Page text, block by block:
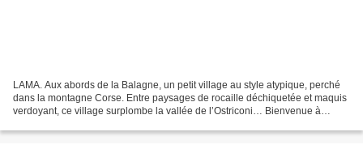
LAMA. Aux abords de la Balagne, un petit village au style atypique, perché
dans la montagne Corse. Entre paysages de rocaille déchiquetée et maquis
verdoyant, ce village surplombe la vallée de l’Ostriconi… Bienvenue à